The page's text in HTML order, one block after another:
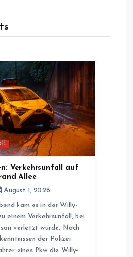
Verkehrsunfall auf
Allee
August 1, 2026
kam es in der Willy-
einem Verkehrsunfall, bei
verletzt wurde. Nach
der Polizei
eines Pkw die Willy-